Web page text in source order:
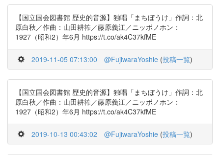
【国立国会図書館 歴史的音源】独唱「まちぼうけ」作詞：北
原白秋／作曲：山田耕筰／藤原義江／ニッポノホン：
1927（昭和2）年6月 https://t.co/ak4C37kfME
2019-11-05 07:13:00 @FujiwaraYoshie (投稿一覧)
【国立国会図書館 歴史的音源】独唱「まちぼうけ」作詞：北
原白秋／作曲：山田耕筰／藤原義江／ニッポノホン：
1927（昭和2）年6月 https://t.co/ak4C37kfME
2019-10-13 00:43:02 @FujiwaraYoshie (投稿一覧)